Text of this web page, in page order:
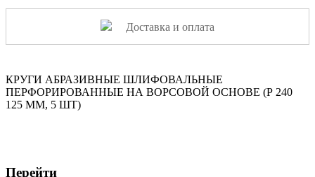
Доставка и оплата
КРУГИ АБРАЗИВНЫЕ ШЛИФОВАЛЬНЫЕ
ПЕРФОРИРОВАННЫЕ НА ВОРСОВОЙ ОСНОВЕ (Р 240
125 ММ, 5 ШТ)
Перейти